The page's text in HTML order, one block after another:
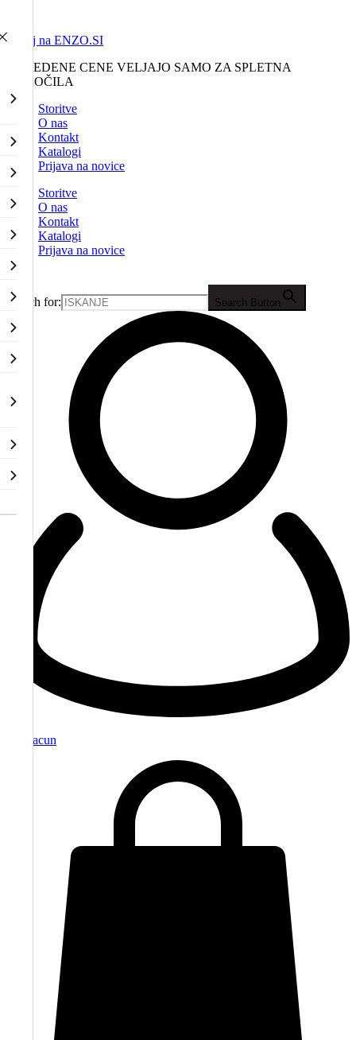
Nazaj na ENZO.SI
NAVEDENE CENE VELJAJO SAMO ZA SPLETNA
NAROČILA
Storitve
O nas
Kontakt
Katalogi
Prijava na novice
Storitve
O nas
Kontakt
Katalogi
Prijava na novice
Search for: Search Button
moj racun